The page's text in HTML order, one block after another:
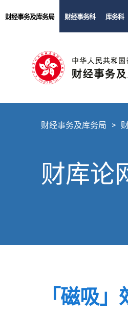
财经事务及库务局 财经事务科 库务科
财经事务及库务局
财库论
「磁吸